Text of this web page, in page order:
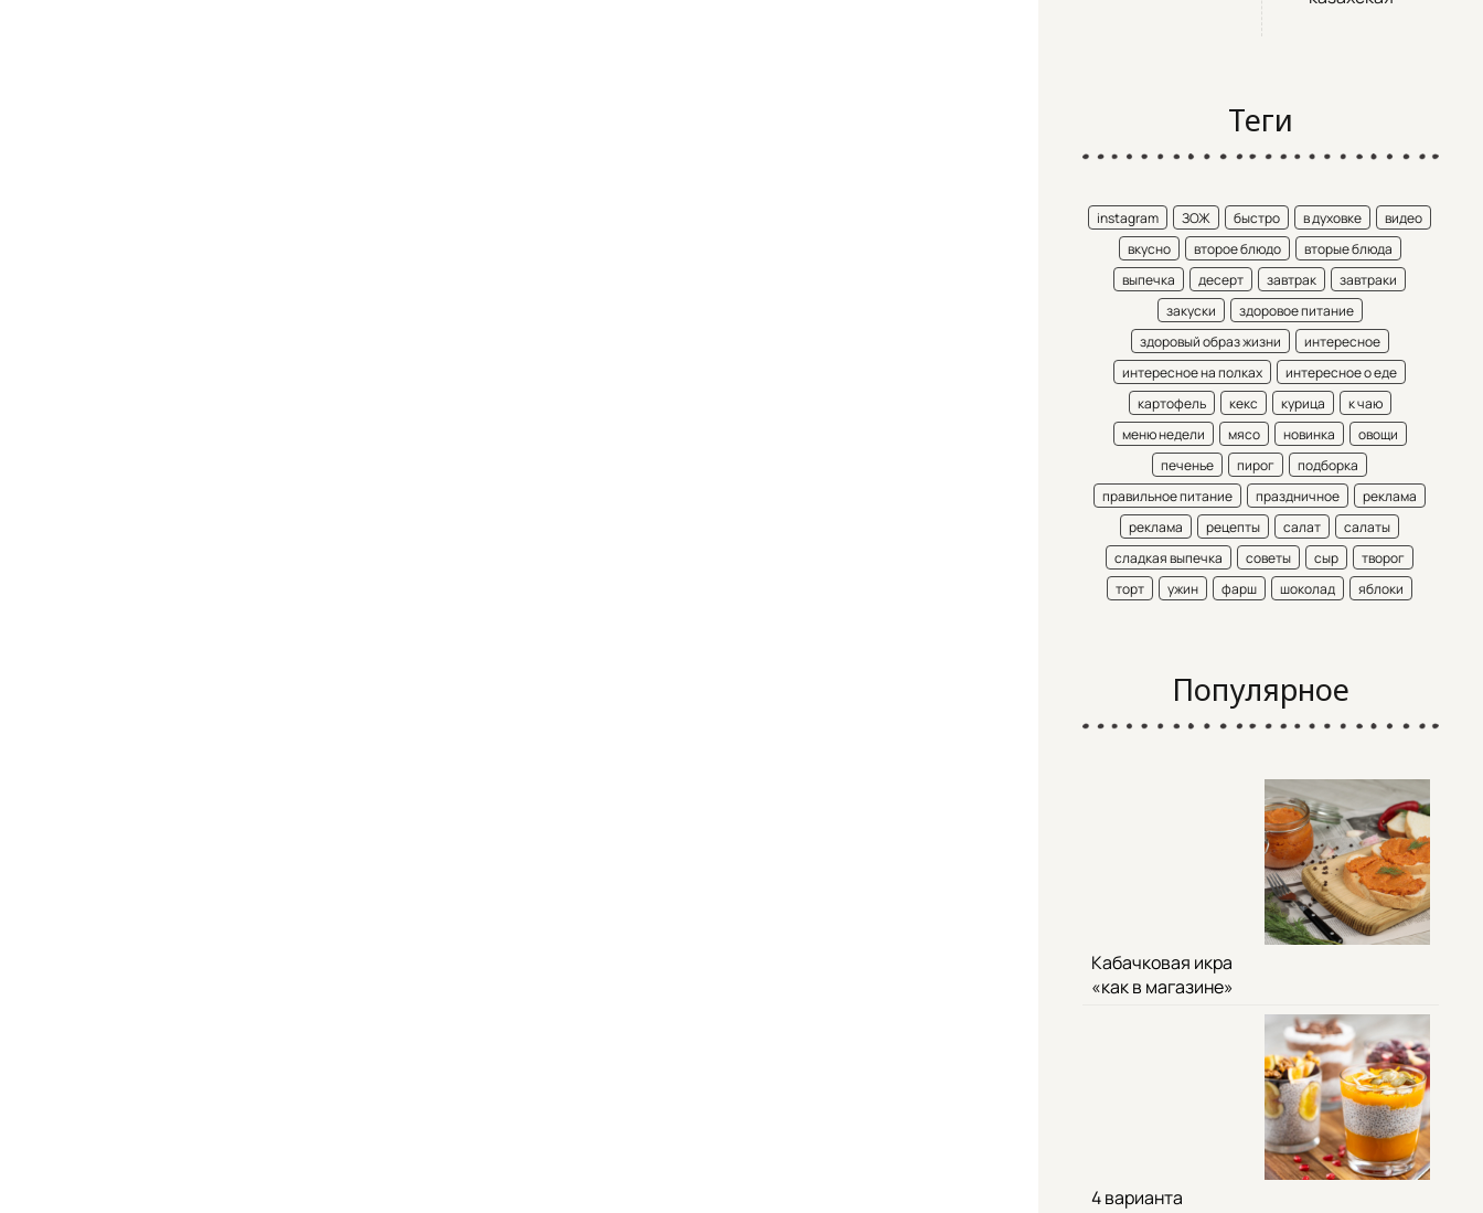
Теги
instagram ЗОЖ быстро в духовке
видео
вкусно
второе блюдо
вторые блюда
выпечка
десерт завтрак
завтраки
закуски
здоровое питание
здоровый образ жизни
интересное
интересное на полках
интересное о еде
картофель
кекс курица
к чаю
меню недели
мясо новинка
овощи
печенье
пирог
подборка
правильное питание
праздничное
реклама
реклама
рецепты салат
салаты
сладкая выпечка
советы сыр
творог
торт
ужин фарш шоколад яблоки
Популярное
Кабачковая икра
«как в магазине»
4 варианта